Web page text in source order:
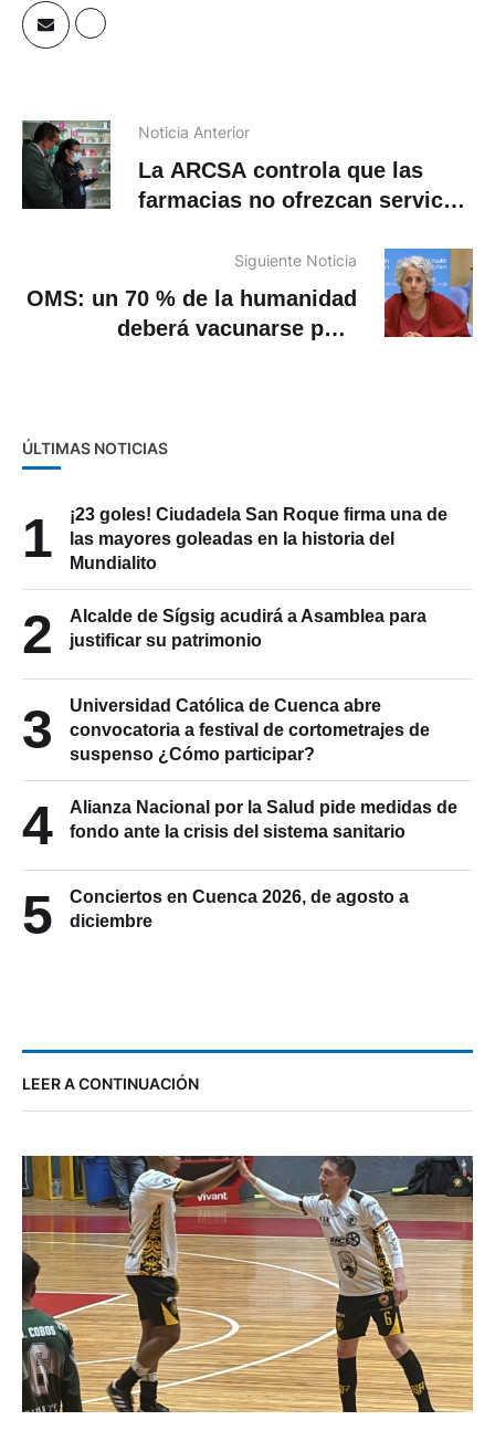
Noticia Anterior
La ARCSA controla que las
farmacias no ofrezcan servicos
Siguiente Noticia
OMS: un 70 % de la humanidad
deberá vacunarse para
ÚLTIMAS NOTICIAS
1
¡23 goles! Ciudadela San Roque firma una de
las mayores goleadas en la historia del
Mundialito
2
Alcalde de Sígsig acudirá a Asamblea para
justificar su patrimonio
3
Universidad Católica de Cuenca abre
convocatoria a festival de cortometrajes de
suspenso ¿Cómo participar?
4
Alianza Nacional por la Salud pide medidas de
fondo ante la crisis del sistema sanitario
5
Conciertos en Cuenca 2026, de agosto a
diciembre
LEER A CONTINUACIÓN